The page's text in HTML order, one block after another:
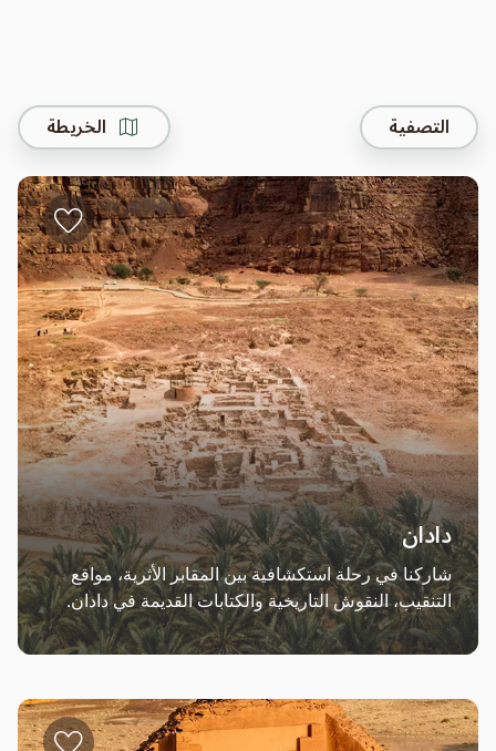
التصفية الخريطة
دادان
شاركنا في رحلة استكشافية بين المقابر الأثرية، مواقع
التنقيب، النقوش التاريخية والكتابات القديمة في دادان.